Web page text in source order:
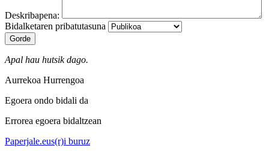
Deskribapena:
Bidalketaren pribatutasuna
Gorde
Apal hau hutsik dago.
Aurrekoa Hurrengoa
Egoera ondo bidali da
Errorea egoera bidaltzean
Paperjale.eus(r)i buruz